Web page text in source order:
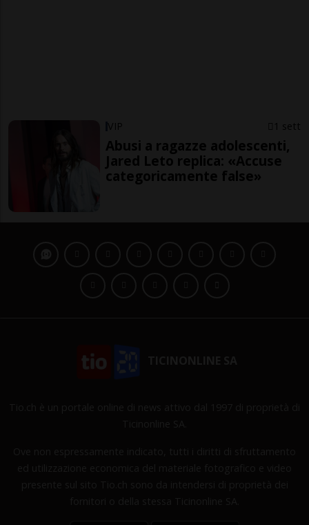
VIP 1 sett
Abusi a ragazze adolescenti,
Jared Leto replica: «Accuse
categoricamente false»